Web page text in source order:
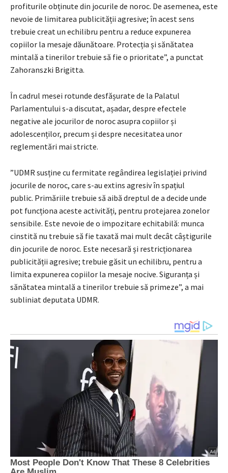
profiturile obținute din jocurile de noroc. De asemenea, este
nevoie de limitarea publicității agresive; în acest sens
trebuie creat un echilibru pentru a reduce expunerea
copiilor la mesaje dăunătoare. Protecția și sănătatea
mintală a tinerilor trebuie să fie o prioritate”, a punctat
Zahoranszki Brigitta.
În cadrul mesei rotunde desfășurate de la Palatul
Parlamentului s-a discutat, așadar, despre efectele
negative ale jocurilor de noroc asupra copiilor și
adolescenților, precum și despre necesitatea unor
reglementări mai stricte.
”UDMR susține cu fermitate regândirea legislației privind
jocurile de noroc, care s-au extins agresiv în spațiul
public. Primăriile trebuie să aibă dreptul de a decide unde
pot funcționa aceste activități, pentru protejarea zonelor
sensibile. Este nevoie de o impozitare echitabilă: munca
cinstită nu trebuie să fie taxată mai mult decât câștigurile
din jocurile de noroc. Este necesară și restricționarea
publicității agresive; trebuie găsit un echilibru, pentru a
limita expunerea copiilor la mesaje nocive. Siguranța și
sănătatea mintală a tinerilor trebuie să primeze”, a mai
subliniat deputata UDMR.